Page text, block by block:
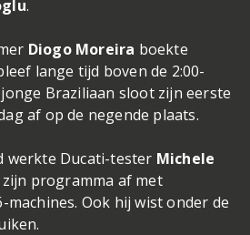
.
Diogo Moreira boekte
lange tijd boven de 2:00-
Braziliaan sloot zijn eerste
af op de negende plaats.
werkte Ducati-tester Michele
programma af met
machines. Ook hij wist onder de